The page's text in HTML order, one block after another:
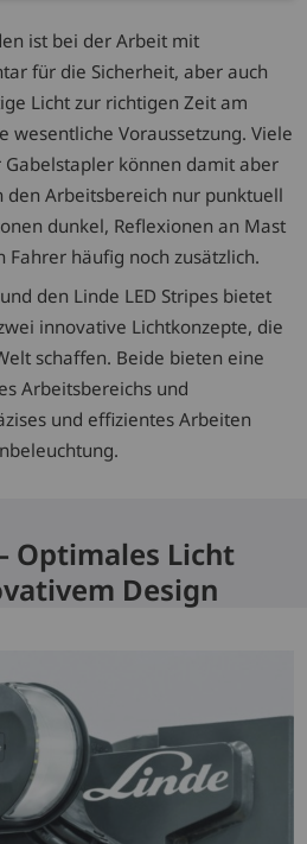
ist bei der Arbeit mit
für die Sicherheit, aber auch
Licht zur richtigen Zeit am
wesentliche Voraussetzung. Viele
können damit aber
den Arbeitsbereich nur punktuell
dunkel, Reflexionen an Mast
häufig noch zusätzlich.
den Linde LED Stripes bietet
innovative Lichtkonzepte, die
schaffen. Beide bieten eine
Arbeitsbereichs und
und effizientes Arbeiten
Optimales Licht
Design